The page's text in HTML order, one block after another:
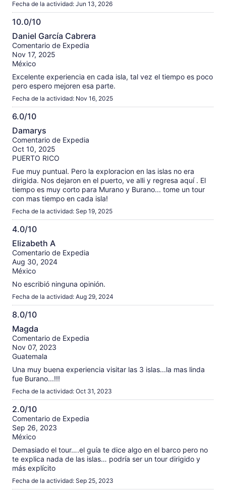
Fecha de la actividad: Jun 13, 2026
10.0/10
10.0
de
10
Daniel García Cabrera
Comentario de Expedia
Nov 17, 2025
México
Excelente experiencia en cada isla, tal vez el tiempo es poco
pero espero mejoren esa parte.
Fecha de la actividad: Nov 16, 2025
6.0/10
6.0
de
10
Damarys
Comentario de Expedia
Oct 10, 2025
PUERTO RICO
Fue muy puntual. Pero la exploracion en las islas no era
dirigida. Nos dejaron en el puerto, ve alli y regresa aquí . El
tiempo es muy corto para Murano y Burano... tome un tour
con mas tiempo en cada isla!
Fecha de la actividad: Sep 19, 2025
4.0/10
4.0
de
10
Elizabeth A
Comentario de Expedia
Aug 30, 2024
México
No escribió ninguna opinión.
Fecha de la actividad: Aug 29, 2024
8.0/10
8.0
de
10
Magda
Comentario de Expedia
Nov 07, 2023
Guatemala
Una muy buena experiencia visitar las 3 islas...la mas linda
fue Burano...!!!
Fecha de la actividad: Oct 31, 2023
2.0/10
2.0
de
10
Comentario de Expedia
Sep 26, 2023
México
Demasiado el tour….el guía te dice algo en el barco pero no
te explica nada de las islas… podría ser un tour dirigido y
más explícito
Fecha de la actividad: Sep 25, 2023